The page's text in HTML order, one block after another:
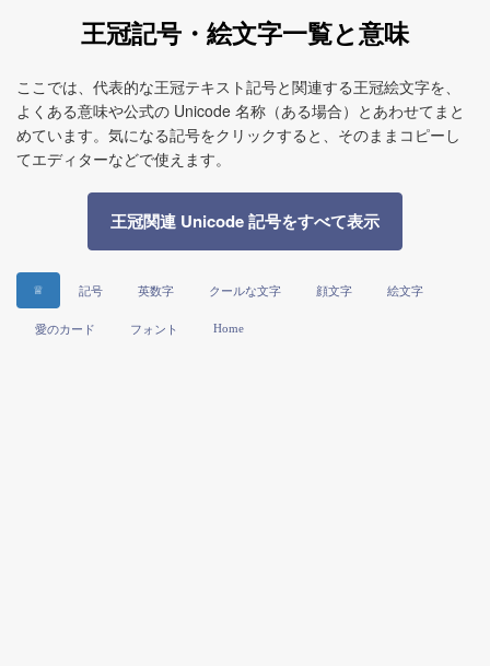
王冠記号・絵文字一覧と意味
ここでは、代表的な王冠テキスト記号と関連する王冠絵文字を、
よくある意味や公式の Unicode 名称（ある場合）とあわせてまと
めています。気になる記号をクリックすると、そのままコピーし
てエディターなどで使えます。
王冠関連 Unicode 記号をすべて表示
♕ 記号 英数字 クールな文字 顔文字 絵文字
愛のカード フォント Home